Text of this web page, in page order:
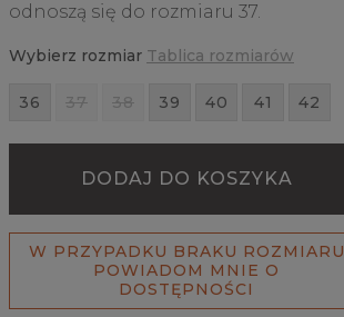
odnoszą się do rozmiaru 37.
Wybierz rozmiar Tablica rozmiarów
36 37 38 39 40 41 42
DODAJ DO KOSZYKA
W PRZYPADKU BRAKU ROZMIARU
POWIADOM MNIE O
DOSTĘPNOŚCI